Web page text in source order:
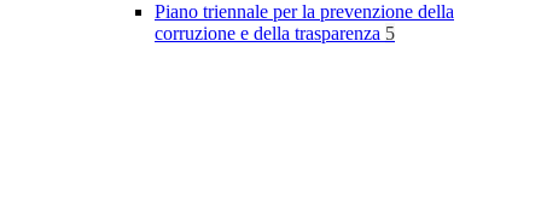
Piano triennale per la prevenzione della
corruzione e della trasparenza 5